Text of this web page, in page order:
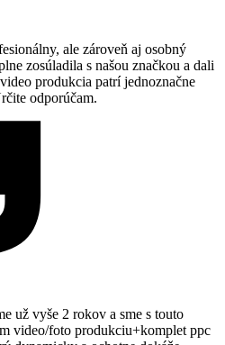
ale zároveň aj osobný
zosúladila s našou značkou a dali
produkcia patrí jednoznačne
odporúčam.
už vyše 2 rokov a sme s touto
video/foto produkciu+komplet ppc